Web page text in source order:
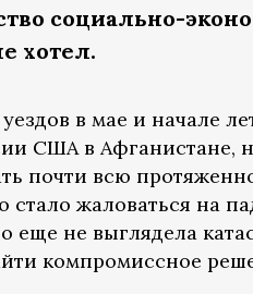
социально-
хотел.
в мае и начале
США в Афганистане,
почти всю
стало жаловаться на
еще не выглядела
компромиссное